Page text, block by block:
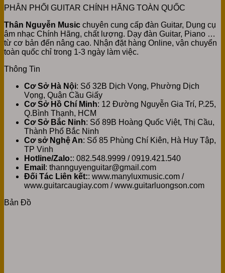
PHÂN PHỐI GUITAR CHÍNH HÃNG TOÀN QUỐC
Thân Nguyễn Music chuyên cung cấp đàn Guitar, Dụng cụ
âm nhạc Chính Hãng, chất lượng. Dạy đàn Guitar, Piano …
từ cơ bản đến nâng cao. Nhận đặt hàng Online, vận chuyển
toàn quốc chỉ trong 1-3 ngày làm việc.
Thông Tin
Cơ Sở Hà Nội: Số 32B Dịch Vọng, Phường Dịch
Vọng, Quận Cầu Giấy
Cơ Sở Hồ Chí Minh: 12 Đường Nguyễn Gia Trí, P.25,
Q.Bình Thạnh, HCM
Cơ Sở Bắc Ninh: Số 89B Hoàng Quốc Việt, Thị Cầu,
Thành Phố Bắc Ninh
Cơ sở Nghệ An: Số 85 Phùng Chí Kiên, Hà Huy Tập,
TP Vinh
Hotline/Zalo:: 082.548.9999 / 0919.421.540
Email : thannguyenguitar@gmail.com
Đối Tác Liên kết:: www.manyluxmusic.com /
www.guitarcaugiay.com / www.guitarluongson.com
Bản Đồ